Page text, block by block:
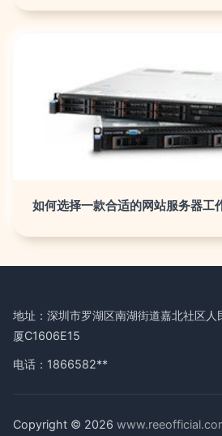
如何选择一款合适的网站服务器工
地址：深圳市罗湖区南湖街道嘉北社区
厦C1606E15
电话：1866582**
Copyright © 2026